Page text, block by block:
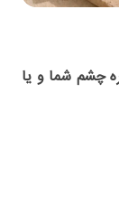
چشم شما و یا